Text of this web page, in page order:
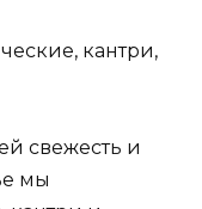
свежесть и
мы